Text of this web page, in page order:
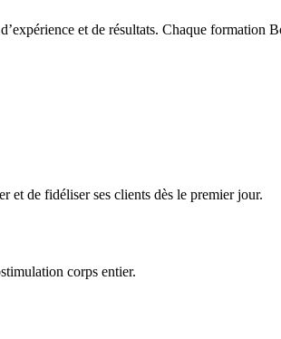
et de résultats. Chaque formation
et de fidéliser ses clients dès le premier jour.
corps entier.